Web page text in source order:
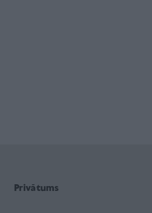
Privātums